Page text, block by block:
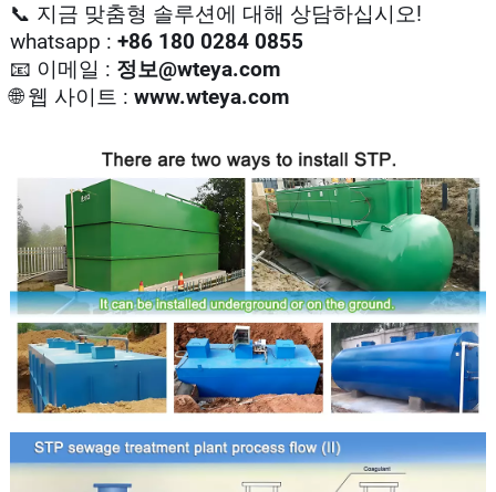
📞 지금 맞춤형 솔루션에 대해 상담하십시오!
whatsapp : +86 180 0284 0855
📧 이메일 : 정보@wteya.com
🌐 웹 사이트 : www.wteya.com